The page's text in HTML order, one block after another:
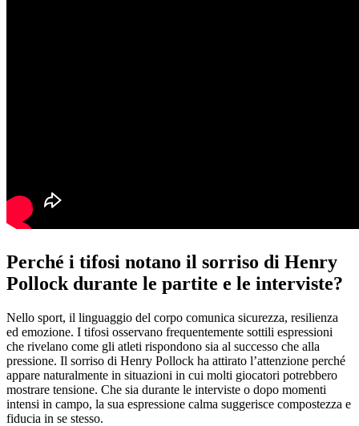
Perché i tifosi notano il sorriso di Henry
Pollock durante le partite e le interviste?
Nello sport, il linguaggio del corpo comunica sicurezza, resilienza
ed emozione. I tifosi osservano frequentemente sottili espressioni
che rivelano come gli atleti rispondono sia al successo che alla
pressione. Il sorriso di Henry Pollock ha attirato l’attenzione perché
appare naturalmente in situazioni in cui molti giocatori potrebbero
mostrare tensione. Che sia durante le interviste o dopo momenti
intensi in campo, la sua espressione calma suggerisce compostezza e
fiducia in se stesso.